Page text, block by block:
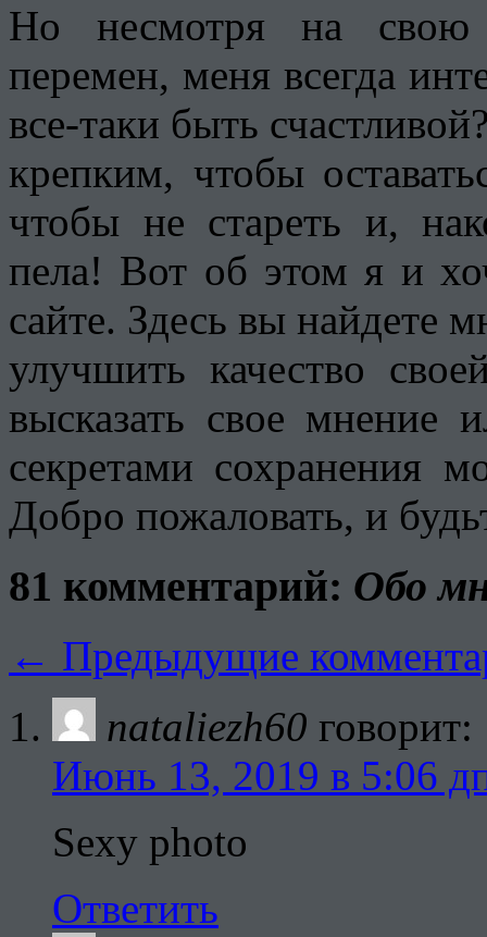
Но несмотря на свою
перемен, меня всегда
все-таки быть
крепким, чтобы
чтобы не стареть и,
пела! Вот об этом я и
сайте. Здесь вы найдете
улучшить качество
высказать свое мнение
секретами сохранения
Добро пожаловать, и
81 комментарий: Обо
← Предыдущие
nataliezh60 говорит:
Июнь 13, 2019 в 5:06
Sexy photo
Ответить